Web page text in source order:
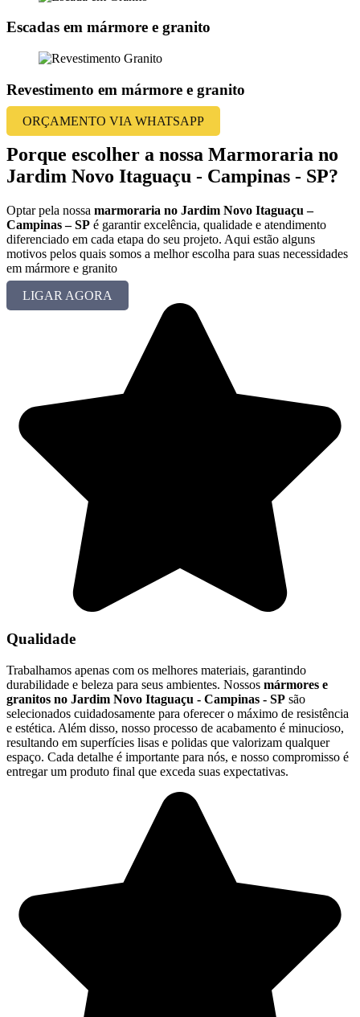
Escadas em mármore e granito
Revestimento em mármore e granito
ORÇAMENTO VIA WHATSAPP
Porque escolher a nossa Marmoraria no
Jardim Novo Itaguaçu - Campinas - SP?
Optar pela nossa marmoraria no Jardim Novo Itaguaçu –
Campinas – SP é garantir excelência, qualidade e atendimento
diferenciado em cada etapa do seu projeto. Aqui estão alguns
motivos pelos quais somos a melhor escolha para suas necessidades
em mármore e granito
LIGAR AGORA
Qualidade
Trabalhamos apenas com os melhores materiais, garantindo
durabilidade e beleza para seus ambientes. Nossos mármores e
granitos no Jardim Novo Itaguaçu - Campinas - SP são
selecionados cuidadosamente para oferecer o máximo de resistência
e estética. Além disso, nosso processo de acabamento é minucioso,
resultando em superfícies lisas e polidas que valorizam qualquer
espaço. Cada detalhe é importante para nós, e nosso compromisso é
entregar um produto final que exceda suas expectativas.